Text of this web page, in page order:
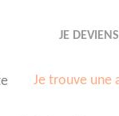
JE
Je trouve une